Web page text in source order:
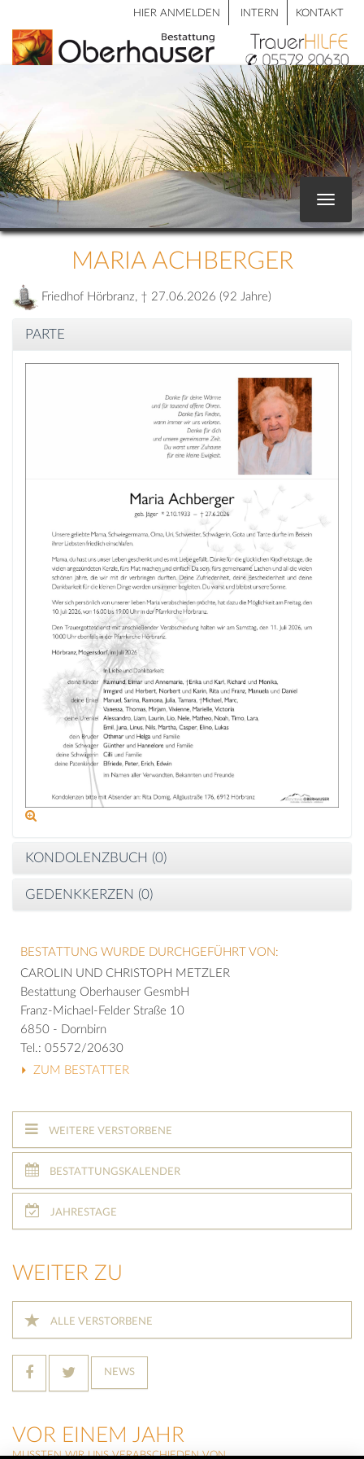
HIER ANMELDEN INTERN KONTAKT
Toggle
MARIA ACHBERGER
Friedhof Hörbranz, † 27.06.2026 (92 Jahre)
PARTE
KONDOLENZBUCH (0)
GEDENKKERZEN (0)
BESTATTUNG WURDE DURCHGEFÜHRT VON:
CAROLIN UND CHRISTOPH METZLER
Bestattung Oberhauser GesmbH
Franz-Michael-Felder Straße 10
6850 - Dornbirn
Tel.: 05572/20630
ZUM BESTATTER
WEITERE VERSTORBENE
BESTATTUNGSKALENDER
JAHRESTAGE
WEITER ZU
ALLE VERSTORBENE
NEWS
VOR EINEM JAHR
MUSSTEN WIR UNS VERABSCHIEDEN VON